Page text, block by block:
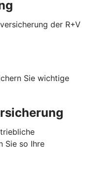
der R+V
Sie wichtige
Sie so Ihre